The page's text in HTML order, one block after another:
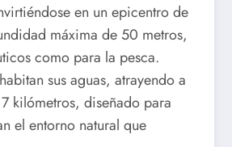
en un epicentro de
máxima de 50 metros,
como para la pesca.
sus aguas, atrayendo a
kilómetros, diseñado para
el entorno natural que